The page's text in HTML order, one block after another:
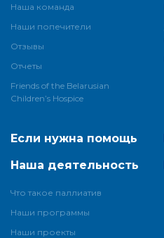
Наша команда
Наши попечители
Отзывы
Отчеты
Friends of the Belarusian
Children’s Hospice
Если нужна помощь
Наша деятельность
Что такое паллиатив
Наши программы
Наши проекты